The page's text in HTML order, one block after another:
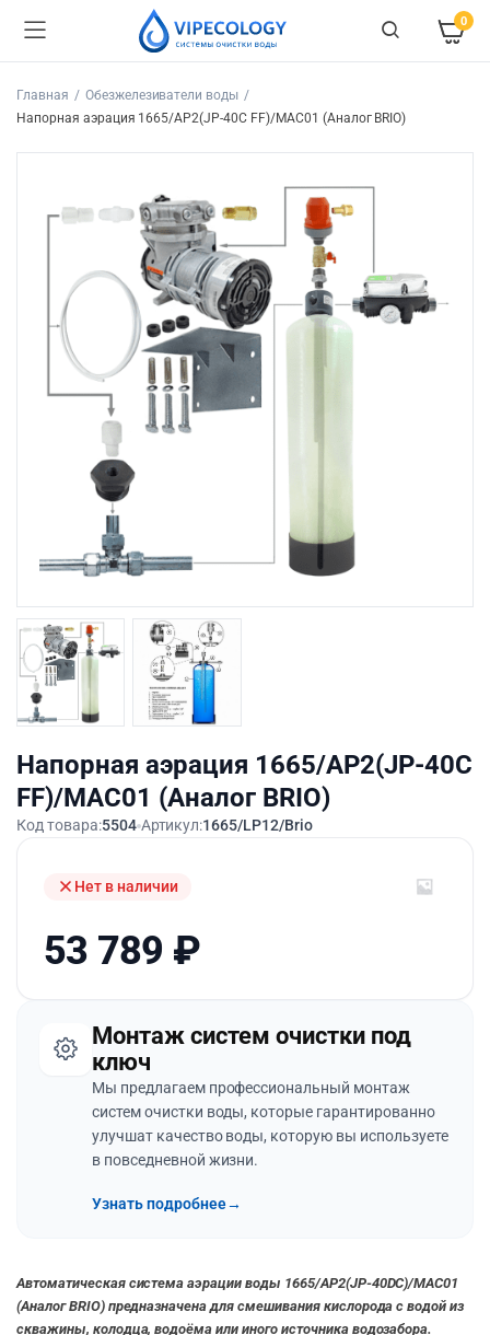
0
Главная
Обезжелезиватели воды
Напорная аэрация 1665/AP2(JP-40C FF)/MAC01 (Аналог BRIO)
Напорная аэрация 1665/AP2(JP-40C
FF)/MAC01 (Аналог BRIO)
Код товара:5504 Артикул:1665/LP12/Brio
Нет в наличии
53 789 ₽
Монтаж систем очистки под
ключ
Мы предлагаем профессиональный монтаж
систем очистки воды, которые гарантированно
улучшат качество воды, которую вы используете
в повседневной жизни.
Узнать подробнее→
Автоматическая система аэрации воды 1665/AP2(JP-40DC)/MAC01
(Аналог BRIO) предназначена для смешивания кислорода с водой из
скважины, колодца, водоёма или иного источника водозабора.